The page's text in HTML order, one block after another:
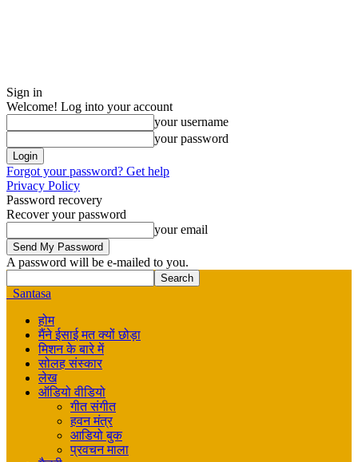
Sign in
Welcome! Log into your account
your username
your password
Forgot your password? Get help
Privacy Policy
Password recovery
Recover your password
your email
A password will be e-mailed to you.
Santasa
होम
मैंने ईसाई मत क्यों छोड़ा
मिशन के बारे में
सोलह संस्कार
लेख
ऑडियो वीडियो
गीत संगीत
हवन मंत्र
आडियो बुक
प्रवचन माला